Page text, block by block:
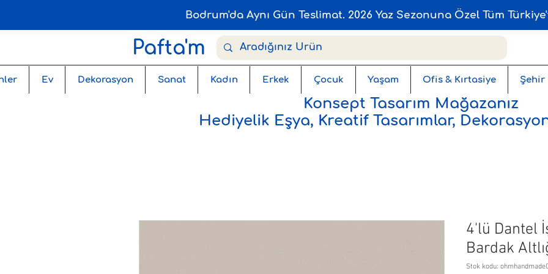
Bodrum'da Aynı Gün Teslimat. 2026 Yaz Sezonuna Özel Tüm
Pafta'm
Ev Dekorasyon Sanat Kadın Erkek Çocuk Yaşam Ofis & Kırtasiye Şehir
Konsept Tasarım Mağazanız
Hediyelik Eşya, Kreatif Tasarımlar,
4'lü Dantel
Bardak
Stok kodu: